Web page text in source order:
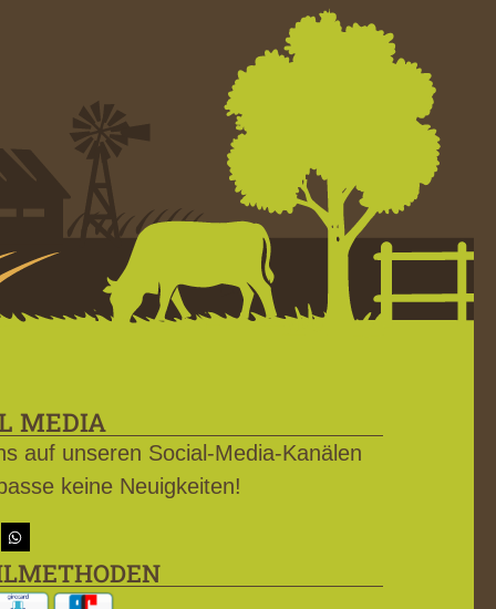
MEDIA
auf unseren Social-Media-Kanälen
keine Neuigkeiten!